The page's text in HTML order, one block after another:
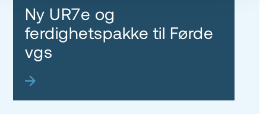
Ny UR7e og
ferdighetspakke til Førde
vgs